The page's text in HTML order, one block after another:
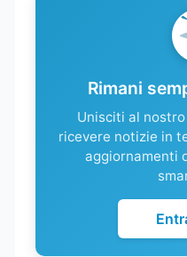
Rimani
Unisciti al
ricevere notizie in
aggiornamenti